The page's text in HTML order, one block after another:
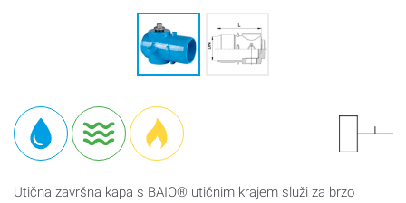
Utična završna kapa s BAIO® utičnim krajem služi za brzo